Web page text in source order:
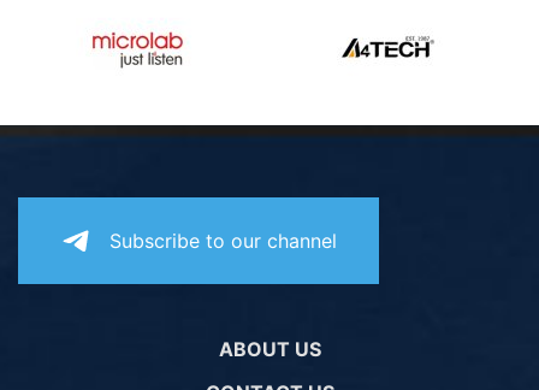
Subscribe to our channel
ABOUT US